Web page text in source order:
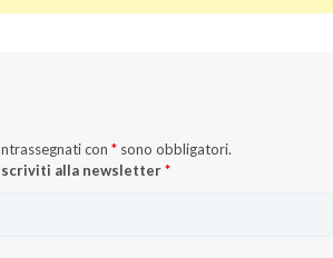
con * sono obbligatori.
alla newsletter*